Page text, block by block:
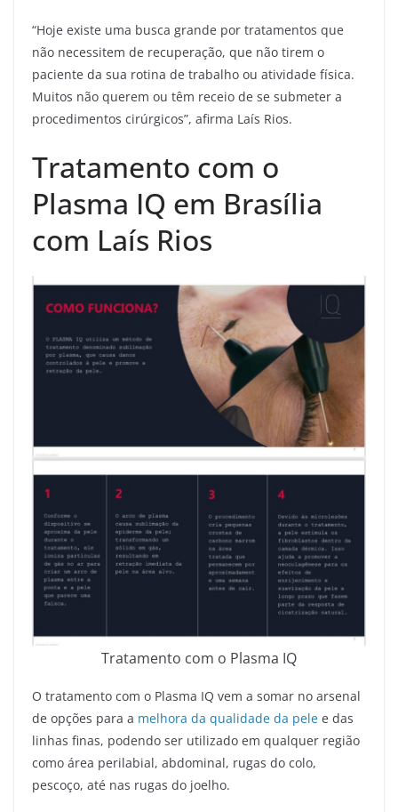
“Hoje existe uma busca grande por tratamentos que
não necessitem de recuperação, que não tirem o
paciente da sua rotina de trabalho ou atividade física.
Muitos não querem ou têm receio de se submeter a
procedimentos cirúrgicos”, afirma Laís Rios.
Tratamento com o
Plasma IQ em Brasília
com Laís Rios
Tratamento com o Plasma IQ
O tratamento com o Plasma IQ vem a somar no arsenal
de opções para a melhora da qualidade da pele e das
linhas finas, podendo ser utilizado em qualquer região
como área perilabial, abdominal, rugas do colo,
pescoço, até nas rugas do joelho.